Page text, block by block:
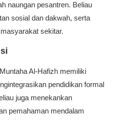
naungan pesantren. Beliau
sosial dan dakwah, serta
sekitar.
Al-Hafizh memiliki
pendidikan formal
juga menekankan
pemahaman mendalam